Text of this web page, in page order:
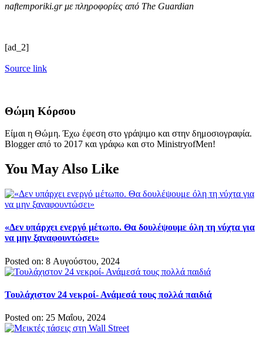
naftemporiki.gr με πληροφορίες από The Guardian
[ad_2]
Source link
Θώμη Κόρσου
Είμαι η Θώμη. Έχω έφεση στο γράψιμο και στην δημοσιογραφία.
Blogger από το 2017 και γράφω και στο MinistryofMen!
You May Also Like
«Δεν υπάρχει ενεργό μέτωπο. Θα δουλέψουμε όλη τη νύχτα για
να μην ξαναφουντώσει»
Posted on: 8 Αυγούστου, 2024
Τουλάχιστον 24 νεκροί- Ανάμεσά τους πολλά παιδιά
Posted on: 25 Μαΐου, 2024